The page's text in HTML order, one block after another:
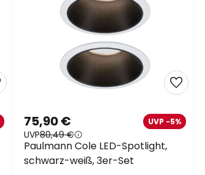
Paulmann Cole LED-Spotlight,
schwarz-weiß, 3er-Set
75,90 € UVP -5%
UVP80,49 €